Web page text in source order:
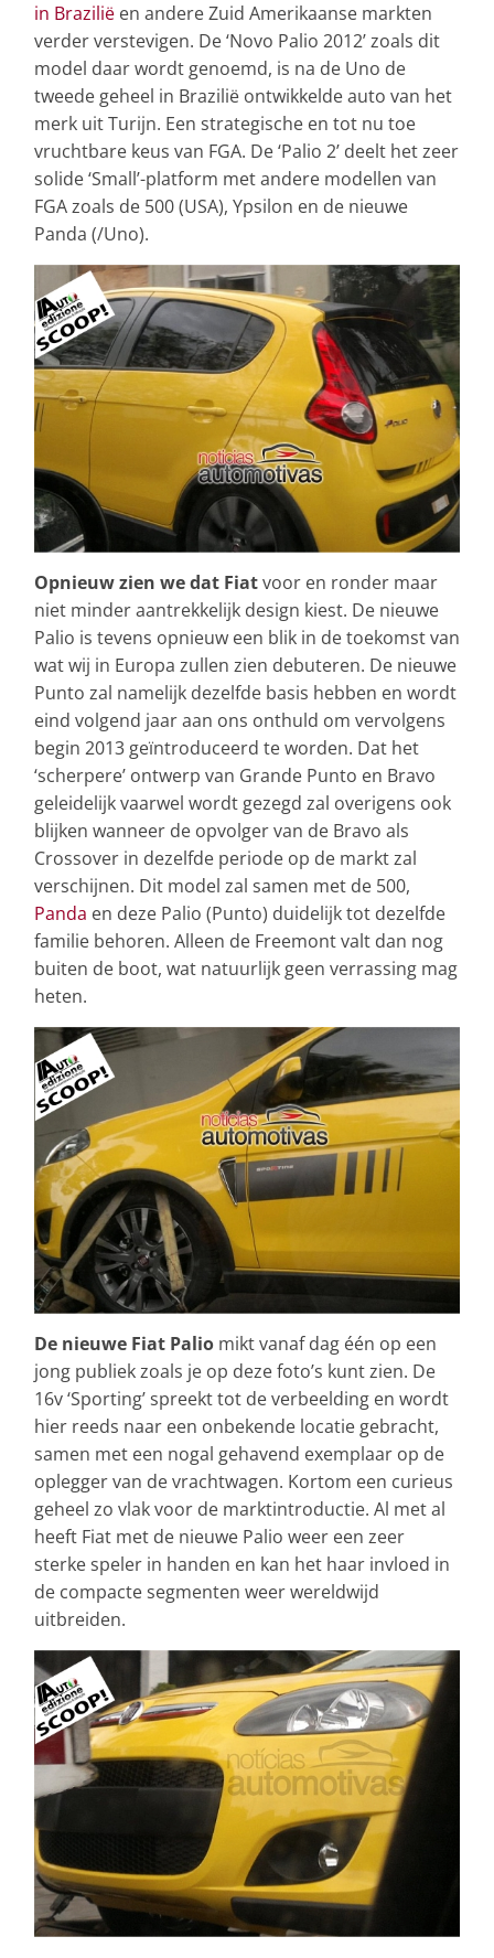
in Brazilië en andere Zuid Amerikaanse markten
verder verstevigen. De ‘Novo Palio 2012’ zoals dit
model daar wordt genoemd, is na de Uno de
tweede geheel in Brazilië ontwikkelde auto van het
merk uit Turijn. Een strategische en tot nu toe
vruchtbare keus van FGA. De ‘Palio 2’ deelt het zeer
solide ‘Small’-platform met andere modellen van
FGA zoals de 500 (USA), Ypsilon en de nieuwe
Panda (/Uno).
Opnieuw zien we dat Fiatvoor en ronder maar
niet minder aantrekkelijk design kiest. De nieuwe
Palio is tevens opnieuw een blik in de toekomst van
wat wij in Europa zullen zien debuteren. De nieuwe
Punto zal namelijk dezelfde basis hebben en wordt
eind volgend jaar aan ons onthuld om vervolgens
begin 2013 geïntroduceerd te worden. Dat het
‘scherpere’ ontwerp van Grande Punto en Bravo
geleidelijk vaarwel wordt gezegd zal overigens ook
blijken wanneer de opvolger van de Bravo als
Crossover in dezelfde periode op de markt zal
verschijnen. Dit model zal samen met de 500,
Panda en deze Palio (Punto) duidelijk tot dezelfde
familie behoren. Alleen de Freemont valt dan nog
buiten de boot, wat natuurlijk geen verrassing mag
heten.
De nieuwe Fiat Palio mikt vanaf dag één op een
jong publiek zoals je op deze foto’s kunt zien. De
16v ‘Sporting’ spreekt tot de verbeelding en wordt
hier reeds naar een onbekende locatie gebracht,
samen met een nogal gehavend exemplaar op de
oplegger van de vrachtwagen. Kortom een curieus
geheel zo vlak voor de marktintroductie. Al met al
heeft Fiat met de nieuwe Palio weer een zeer
sterke speler in handen en kan het haar invloed in
de compacte segmenten weer wereldwijd
uitbreiden.